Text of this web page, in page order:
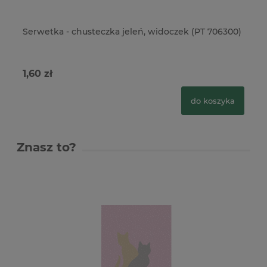
Serwetka - chusteczka jeleń, widoczek (PT 706300)
1,60 zł
do koszyka
Znasz to?